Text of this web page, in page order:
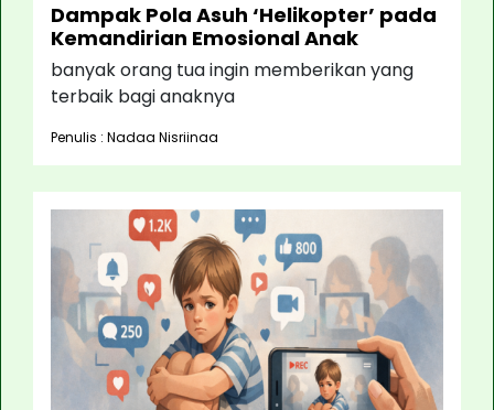
Dampak Pola Asuh ‘Helikopter’ pada
Kemandirian Emosional Anak
banyak orang tua ingin memberikan yang
terbaik bagi anaknya
Penulis : Nadaa Nisriinaa